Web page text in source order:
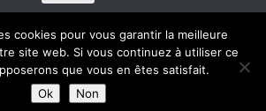
© 2015. Tous droits réservés
cookies pour vous garantir la meilleure
site web. Si vous continuez à utiliser ce
que vous en êtes satisfait.
Ok
Non